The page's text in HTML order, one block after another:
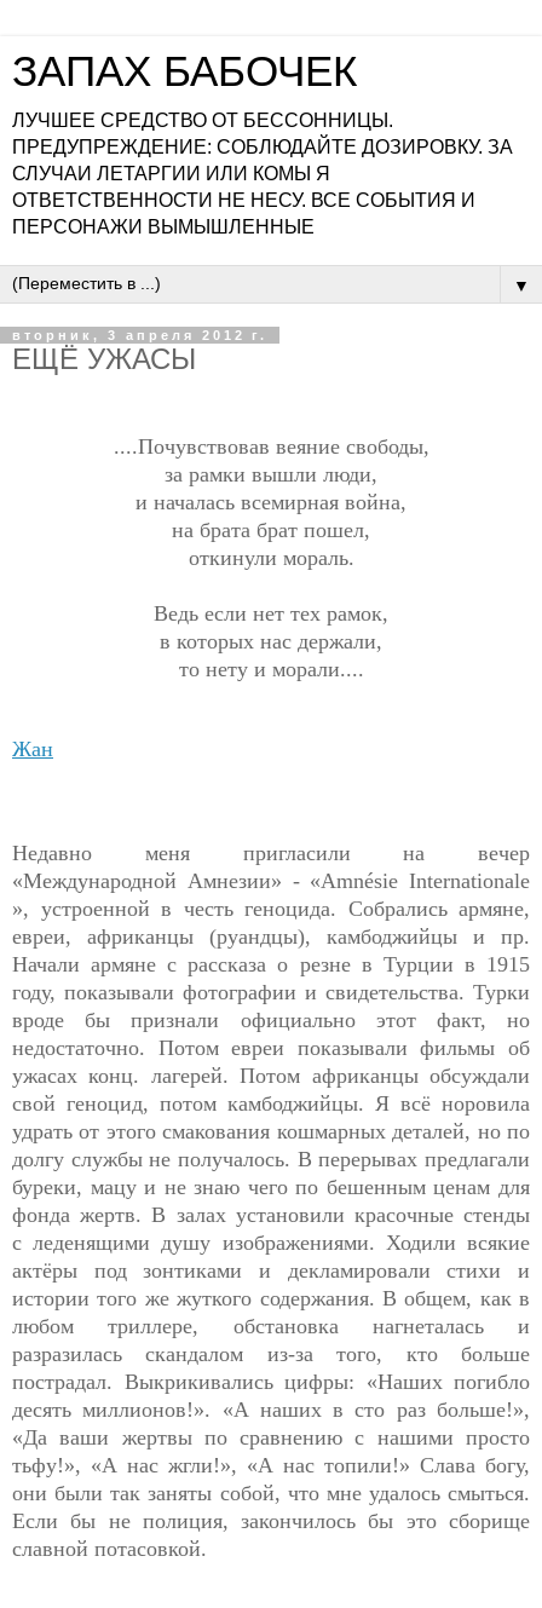
ЗАПАХ БАБОЧЕК
ЛУЧШЕЕ СРЕДСТВО ОТ БЕССОННИЦЫ.
ПРЕДУПРЕЖДЕНИЕ: СОБЛЮДАЙТЕ ДОЗИРОВКУ. ЗА
СЛУЧАИ ЛЕТАРГИИ ИЛИ КОМЫ Я
ОТВЕТСТВЕННОСТИ НЕ НЕСУ. ВСЕ СОБЫТИЯ И
ПЕРСОНАЖИ ВЫМЫШЛЕННЫЕ
▼
вторник, 3 апреля 2012 г.
ЕЩЁ УЖАСЫ
....Почувствовав веяние свободы,
за рамки вышли люди,
и началась всемирная война,
на брата брат пошел,
откинули мораль.
Ведь если нет тех рамок,
в которых нас держали,
то нету и морали....
Жан
Недавно меня пригласили на вечер
«Международной Амнезии» - «Amnésie Internationale
», устроенной в честь геноцида. Собрались армяне,
евреи, африканцы (руандцы), камбоджийцы и пр.
Начали армяне с рассказа о резне в Турции в 1915
году, показывали фотографии и свидетельства. Турки
вроде бы признали официально этот факт, но
недостаточно. Потом евреи показывали фильмы об
ужасах конц. лагерей. Потом африканцы обсуждали
свой геноцид, потом камбоджийцы. Я всё норовила
удрать от этого смакования кошмарных деталей, но по
долгу службы не получалось. В перерывах предлагали
буреки, мацу и не знаю чего по бешенным ценам для
фонда жертв. В залах установили красочные стенды
следенящими душу изображениями. Ходили всякие
актёры под зонтиками и декламировали стихи и
истории того же жуткого содержания. В общем, как в
любом триллере, обстановка нагнеталась и
разразилась скандалом из-за того, кто больше
пострадал. Выкрикивались цифры: «Наших погибло
десять миллионов!». «А наших в сто раз больше!»,
«Да ваши жертвы по сравнению с нашими просто
тьфу!», «А нас жгли!», «А нас топили!» Слава богу,
они были так заняты собой, что мне удалось смыться.
Если бы не полиция, закончилось бы это сборище
славной потасовкой.